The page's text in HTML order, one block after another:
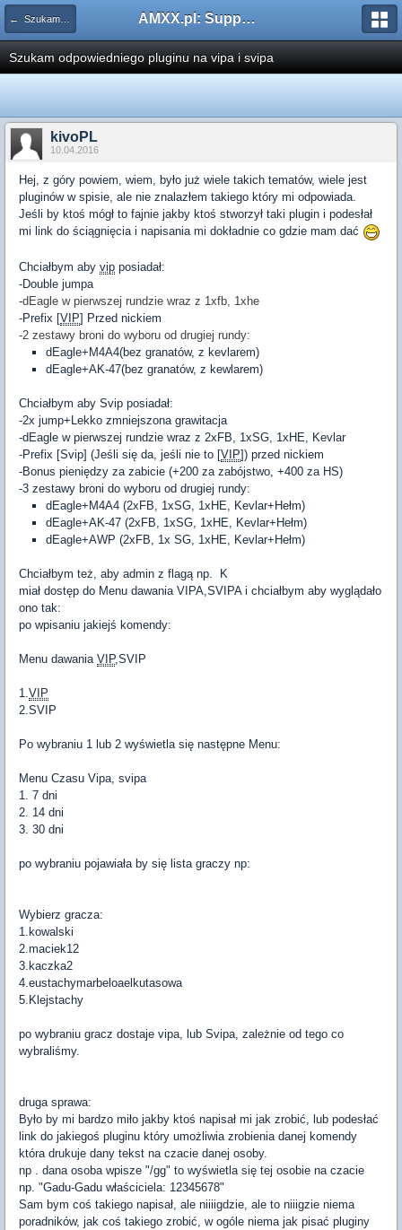
← Szukam pluginu AMXX.pl: Support AMX Mod X i SourceMod
Szukam odpowiedniego pluginu na vipa i svipa
kivoPL
10.04.2016
Hej, z góry powiem, wiem, było już wiele takich tematów, wiele jest
pluginów w spisie, ale nie znalazłem takiego który mi odpowiada.
Jeśli by ktoś mógł to fajnie jakby ktoś stworzył taki plugin i podesłał
mi link do ściągnięcia i napisania mi dokładnie co gdzie mam dać
Chciałbym aby vip posiadał:
-Double jumpa
-dEagle w pierwszej rundzie wraz z 1xfb, 1xhe
-Prefix [VIP] Przed nickiem
-2 zestawy broni do wyboru od drugiej rundy:
dEagle+M4A4(bez granatów, z kevlarem)
dEagle+AK-47(bez granatów, z kewlarem)
Chciałbym aby Svip posiadał:
-2x jump+Lekko zmniejszona grawitacja
-dEagle w pierwszej rundzie wraz z 2xFB, 1xSG, 1xHE, Kevlar
-Prefix [Svip] (Jeśli się da, jeśli nie to [VIP]) przed nickiem
-Bonus pieniędzy za zabicie (+200 za zabójstwo, +400 za HS)
-3 zestawy broni do wyboru od drugiej rundy:
dEagle+M4A4 (2xFB, 1xSG, 1xHE, Kevlar+Hełm)
dEagle+AK-47 (2xFB, 1xSG, 1xHE, Kevlar+Hełm)
dEagle+AWP (2xFB, 1x SG, 1xHE, Kevlar+Hełm)
Chciałbym też, aby admin z flagą np. K
miał dostęp do Menu dawania VIPA,SVIPA i chciałbym aby wyglądało
ono tak:
po wpisaniu jakiejś komendy:
Menu dawania VIP,SVIP
1. VIP
2.SVIP
Po wybraniu 1 lub 2 wyświetla się następne Menu:
Menu Czasu Vipa, svipa
1. 7 dni
2. 14 dni
3. 30 dni
po wybraniu pojawiała by się lista graczy np:
Wybierz gracza:
1.kowalski
2.maciek12
3.kaczka2
4.eustachymarbeloaelkutasowa
5.Klejstachy
po wybraniu gracz dostaje vipa, lub Svipa, zależnie od tego co
wybraliśmy.
druga sprawa:
Było by mi bardzo miło jakby ktoś napisał mi jak zrobić, lub podesłać
link do jakiegoś pluginu który umożliwia zrobienia danej komendy
która drukuje dany tekst na czacie danej osoby.
np . dana osoba wpisze "/gg" to wyświetla się tej osobie na czacie
np. "Gadu-Gadu właściciela: 12345678"
Sam bym coś takiego napisał, ale niiiigdzie, ale to niiigzie niema
poradników, jak coś takiego zrobić, w ogóle niema jak pisać pluginy